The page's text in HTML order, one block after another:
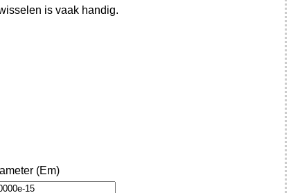
is vaak handig.
(Em)